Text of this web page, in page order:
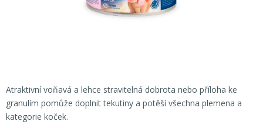
Atraktivní voňavá a lehce stravitelná dobrota nebo příloha ke
granulím pomůže doplnit tekutiny a potěší všechna plemena a
kategorie koček.